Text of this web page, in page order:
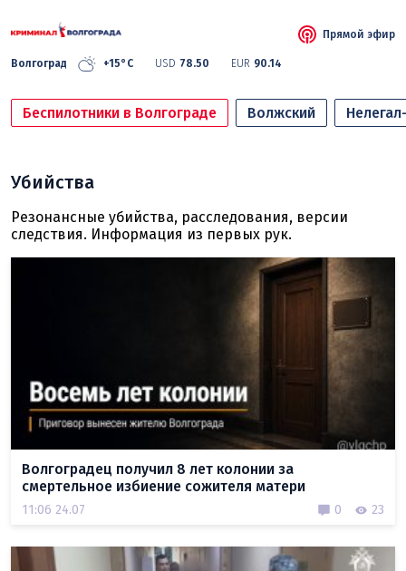
Волгоград +15°C USD 78.50 EUR 90.14
Прямой эфир
Беспилотники в Волгограде Волжский
Убийства
Резонансные убийства, расследования, версии
следствия. Информация из первых рук.
Волгоградец получил 8 лет колонии за
смертельное избиение сожителя матери
11:06 24.07 0 23